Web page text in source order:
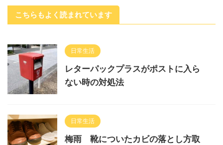
こちらもよく読まれています
日常生活
レターパックプラスがポストに入ら
ない時の対処法
日常生活
梅雨 靴についたカビの落とし方取